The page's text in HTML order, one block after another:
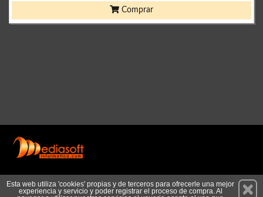
Comprar
Suscríbete
Esta web utiliza 'cookies' propias y de terceros para ofrecerle una mejor
experiencia y servicio y poder registrar el proceso de compra. Al